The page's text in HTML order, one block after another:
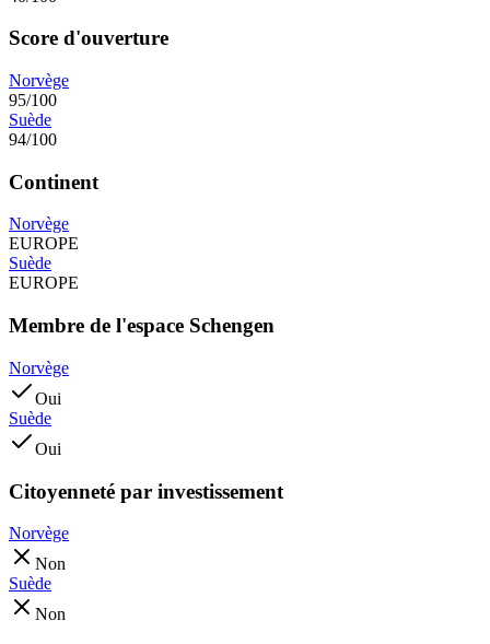
Score d'ouverture
Norvège
95/100
Suède
94/100
Continent
Norvège
EUROPE
Suède
EUROPE
Membre de l'espace Schengen
Norvège
Oui
Suède
Oui
Citoyenneté par investissement
Norvège
Non
Suède
Non